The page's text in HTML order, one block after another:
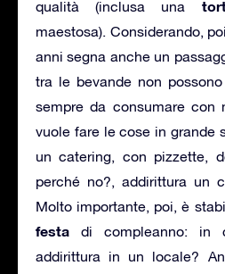
qualità (inclusa una
maestosa). Considerando,
anni segna anche un
tra le bevande non
sempre da consumare con
vuole fare le cose in grande
un catering, con pizzette,
perché no?, addirittura un
Molto importante, poi, è
festa di compleanno: in
addirittura in un locale?